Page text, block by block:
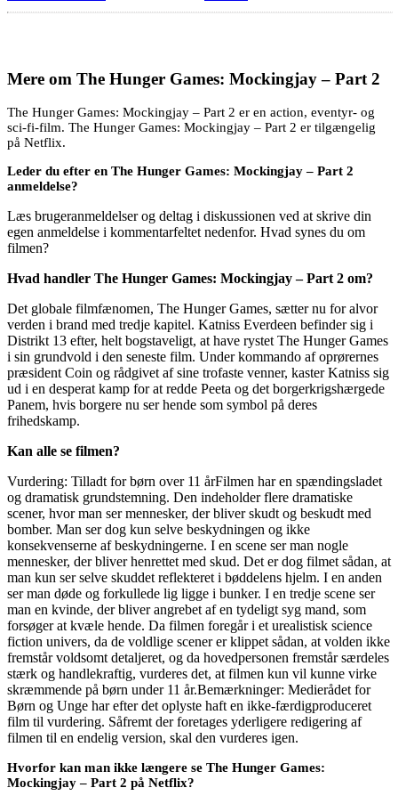
Mere om The Hunger Games: Mockingjay – Part 2
The Hunger Games: Mockingjay – Part 2 er en action, eventyr- og
sci-fi-film. The Hunger Games: Mockingjay – Part 2 er tilgængelig
på Netflix.
Leder du efter en The Hunger Games: Mockingjay – Part 2
anmeldelse?
Læs brugeranmeldelser og deltag i diskussionen ved at skrive din
egen anmeldelse i kommentarfeltet nedenfor. Hvad synes du om
filmen?
Hvad handler The Hunger Games: Mockingjay – Part 2 om?
Det globale filmfænomen, The Hunger Games, sætter nu for alvor
verden i brand med tredje kapitel. Katniss Everdeen befinder sig i
Distrikt 13 efter, helt bogstaveligt, at have rystet The Hunger Games
i sin grundvold i den seneste film. Under kommando af oprørernes
præsident Coin og rådgivet af sine trofaste venner, kaster Katniss sig
ud i en desperat kamp for at redde Peeta og det borgerkrigshærgede
Panem, hvis borgere nu ser hende som symbol på deres
frihedskamp.
Kan alle se filmen?
Vurdering: Tilladt for børn over 11 årFilmen har en spændingsladet
og dramatisk grundstemning. Den indeholder flere dramatiske
scener, hvor man ser mennesker, der bliver skudt og beskudt med
bomber. Man ser dog kun selve beskydningen og ikke
konsekvenserne af beskydningerne. I en scene ser man nogle
mennesker, der bliver henrettet med skud. Det er dog filmet sådan, at
man kun ser selve skuddet reflekteret i bøddelens hjelm. I en anden
ser man døde og forkullede lig ligge i bunker. I en tredje scene ser
man en kvinde, der bliver angrebet af en tydeligt syg mand, som
forsøger at kvæle hende. Da filmen foregår i et urealistisk science
fiction univers, da de voldlige scener er klippet sådan, at volden ikke
fremstår voldsomt detaljeret, og da hovedpersonen fremstår særdeles
stærk og handlekraftig, vurderes det, at filmen kun vil kunne virke
skræmmende på børn under 11 år.Bemærkninger: Medierådet for
Børn og Unge har efter det oplyste haft en ikke-færdigproduceret
film til vurdering. Såfremt der foretages yderligere redigering af
filmen til en endelig version, skal den vurderes igen.
Hvorfor kan man ikke længere se The Hunger Games:
Mockingjay – Part 2 på Netflix?